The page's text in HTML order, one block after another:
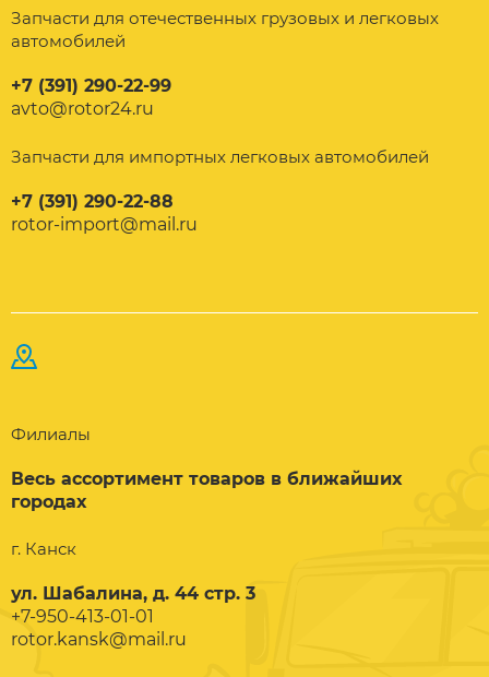
Запчасти для отечественных грузовых и легковых
автомобилей
+7 (391) 290-22-99
avto@rotor24.ru
Запчасти для импортных легковых автомобилей
+7 (391) 290-22-88
rotor-import@mail.ru
Филиалы
Весь ассортимент товаров в ближайших
городах
г. Канск
ул. Шабалина, д. 44 стр. 3
+7-950-413-01-01
rotor.kansk@mail.ru